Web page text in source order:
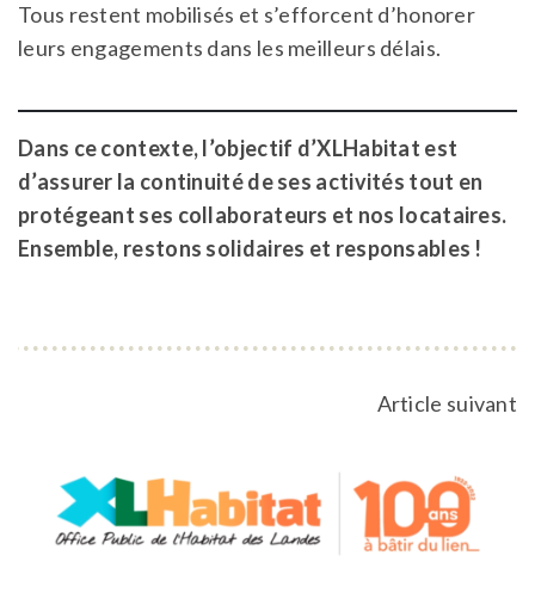
Tous restent mobilisés et s’efforcent d’honorer
leurs engagements dans les meilleurs délais.
Dans ce contexte, l’objectif d’XLHabitat est
d’assurer la continuité de ses activités tout en
protégeant ses collaborateurs et nos locataires.
Ensemble, restons solidaires et responsables !
Article suivant